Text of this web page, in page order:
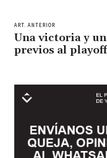
ART. ANTERIOR
Una victoria y
previos al playoff